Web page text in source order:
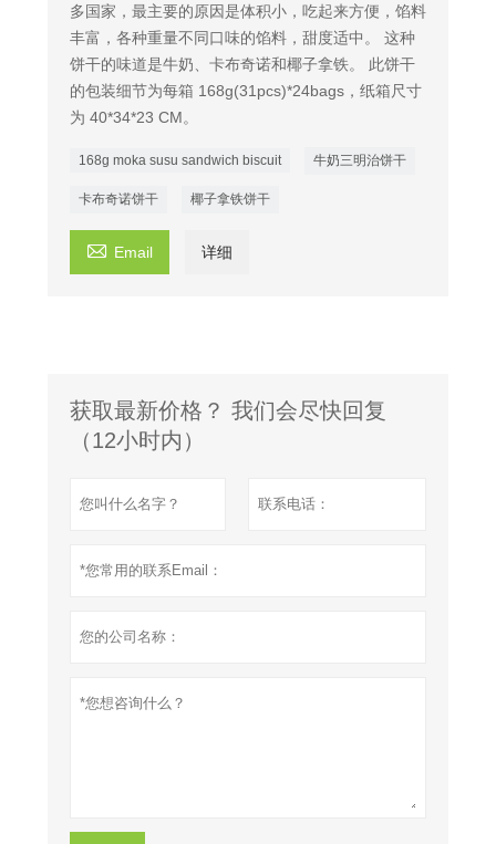
多国家，最主要的原因是体积小，吃起来方便，馅料
丰富，各种重量不同口味的馅料，甜度适中。 这种
饼干的味道是牛奶、卡布奇诺和椰子拿铁。 此饼干
的包装细节为每箱 168g(31pcs)*24bags，纸箱尺寸
为 40*34*23 CM。
168g moka susu sandwich biscuit 牛奶三明治饼干
卡布奇诺饼干 椰子拿铁饼干
 Email 详细
获取最新价格？ 我们会尽快回复
（12小时内）